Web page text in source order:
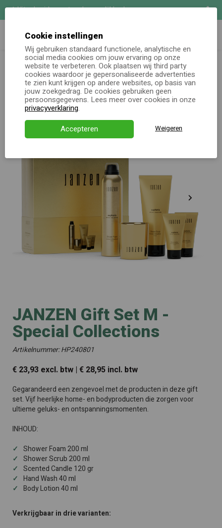
Uitgebreide maatwerk mogelijkheden
Online keuzecadeau
Kerstpakketten
Alle momenten
Verjaardagsservice
Direct bestellen
Zoeken
Kerstpakketten
totaal
JANZEN Gift Set M - Special
Collections
JANZEN Gift Set M -
Special Collections
Artikelnummer: HP240801
€ 23,93 excl. btw | € 28,95 incl. btw
Gegarandeerd een zengevoel met de producten in deze gift
set. Vijf heerlijke home- en bodyproducten die zorgen voor
ultieme geluks- en ontspanningsmomenten.
INHOUD:
Shower Foam 200 ml
Shower Scrub 200 ml
Scented Candle 120 gr
Hand Wash 40 ml
Body Lotion 40 ml
Verkrijgbaar in drie varianten:
Cookie instellingen
Wij gebruiken standaard functionele, analytische en
social media cookies om jouw ervaring op onze
website te verbeteren. Ook plaatsen wij third party
cookies waardoor je gepersonaliseerde advertenties
te zien kunt krijgen op andere websites, op basis van
jouw zoekgedrag. De cookies gebruiken geen
persoonsgegevens. Lees meer over cookies in onze
privacyverklaring.
Accepteren
Weigeren